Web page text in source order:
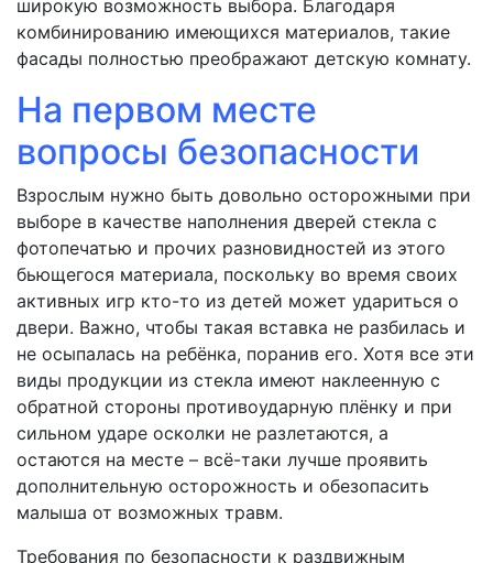
широкую возможность выбора. Благодаря
комбинированию имеющихся материалов, такие
фасады полностью преображают детскую комнату.
На первом месте
вопросы безопасности
Взрослым нужно быть довольно осторожными при
выборе в качестве наполнения дверей стекла с
фотопечатью и прочих разновидностей из этого
бьющегося материала, поскольку во время своих
активных игр кто-то из детей может удариться о
двери. Важно, чтобы такая вставка не разбилась и
не осыпалась на ребёнка, поранив его. Хотя все эти
виды продукции из стекла имеют наклеенную с
обратной стороны противоударную плёнку и при
сильном ударе осколки не разлетаются, а
остаются на месте – всё-таки лучше проявить
дополнительную осторожность и обезопасить
малыша от возможных травм.
Требования по безопасности к раздвижным